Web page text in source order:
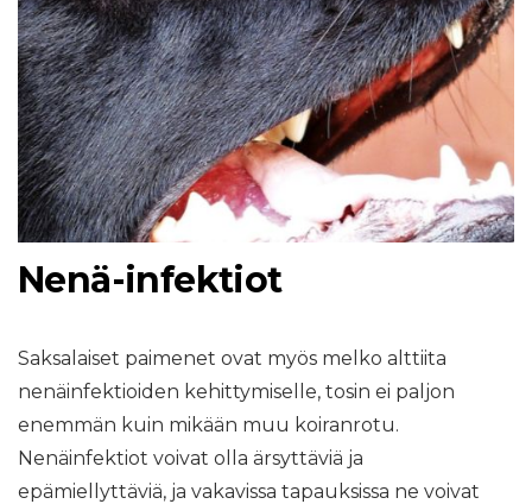
Nenä-infektiot
Saksalaiset paimenet ovat myös melko alttiita
nenäinfektioiden kehittymiselle, tosin ei paljon
enemmän kuin mikään muu koiranrotu.
Nenäinfektiot voivat olla ärsyttäviä ja
epämiellyttäviä, ja vakavissa tapauksissa ne voivat